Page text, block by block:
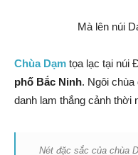
Mà lên núi
Chùa Dạm tọa lạc tại núi
phố Bắc Ninh. Ngôi
danh lam thắng cảnh thời
Nét đặc sắc của chùa